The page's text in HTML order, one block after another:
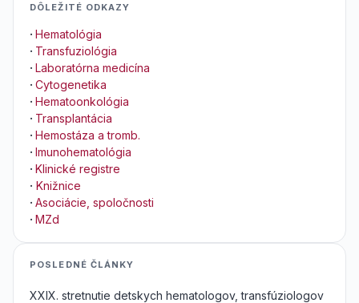
DÔLEŽITÉ ODKAZY
· Hematológia
· Transfuziológia
· Laboratórna medicína
· Cytogenetika
· Hematoonkológia
· Transplantácia
· Hemostáza a tromb.
· Imunohematológia
· Klinické registre
· Knižnice
· Asociácie, spoločnosti
· MZd
POSLEDNÉ ČLÁNKY
XXIX. stretnutie detskych hematologov, transfúziologov